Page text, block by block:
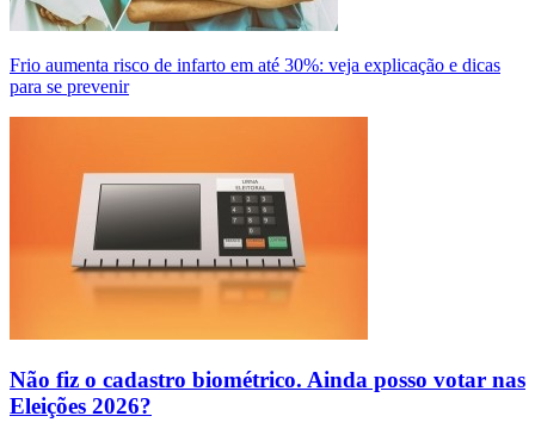
Frio aumenta risco de infarto em até 30%: veja explicação e dicas
para se prevenir
Não fiz o cadastro biométrico. Ainda posso votar nas
Eleições 2026?